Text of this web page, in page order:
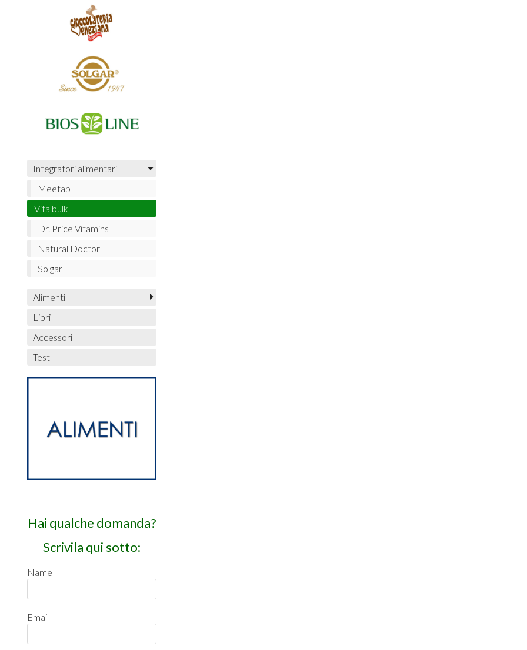
Integratori alimentari
Meetab
Vitalbulk
Dr. Price Vitamins
Natural Doctor
Solgar
Alimenti
Libri
Accessori
Test
Hai qualche domanda?
Scrivila qui sotto:
Name
Email